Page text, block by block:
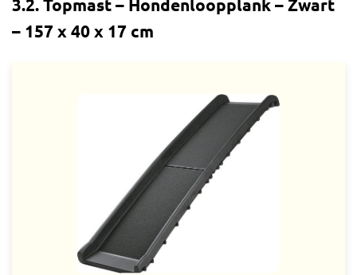
3.2. Topmast – Hondenloopplank – Zwart
– 157 x 40 x 17 cm